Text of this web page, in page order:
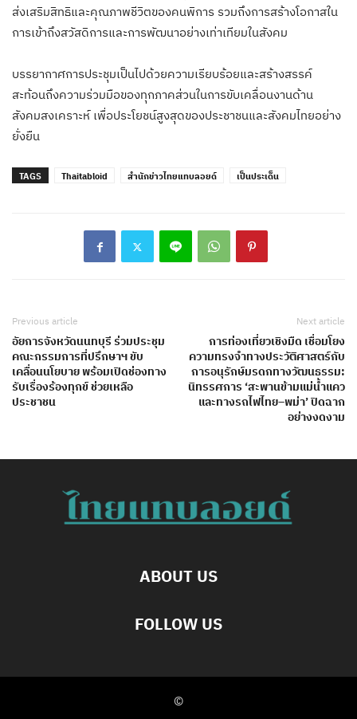
ส่งเสริมสิทธิและคุณภาพชีวิตของคนพิการ รวมถึงการสร้างโอกาสใน
การเข้าถึงสวัสดิการและการพัฒนาอย่างเท่าเทียมในสังคม
บรรยากาศการประชุมเป็นไปด้วยความเรียบร้อยและสร้างสรรค์
สะท้อนถึงความร่วมมือของทุกภาคส่วนในการขับเคลื่อนงานด้าน
สังคมสงเคราะห์ เพื่อประโยชน์สูงสุดของประชาชนและสังคมไทยอย่าง
ยั่งยืน
TAGS Thaitabloid สำนักข่าวไทยแทบลอยด์ เป็นประเด็น
Previous article
อัยการจังหวัดนนทบุรี ร่วมประชุม
คณะกรรมการที่ปรึกษาฯ ขับ
เคลื่อนนโยบาย พร้อมเปิดช่องทาง
รับเรื่องร้องทุกข์ ช่วยเหลือ
ประชาชน
Next article
การท่องเที่ยวเชิงมืด เชื่อมโยง
ความทรงจำทางประวัติศาสตร์กับ
การอนุรักษ์มรดกทางวัฒนธรรม:
นิทรรศการ ‘สะพานข้ามแม่น้ำแคว
และทางรถไฟไทย–พม่า’ ปิดฉาก
อย่างงดงาม
ABOUT US
FOLLOW US
©